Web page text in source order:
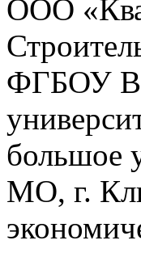
ООО
ФГБОУ
большое
МО, г.